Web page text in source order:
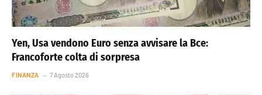
Yen, Usa vendono Euro senza avvisare la Bce:
Francoforte colta di sorpresa
FINANZA 7 Agosto 2026